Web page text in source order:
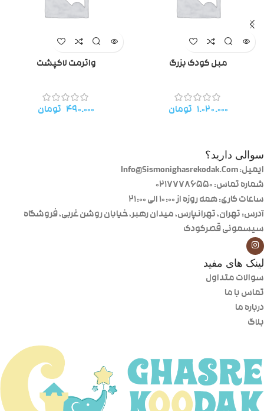
مبل کودک بزرگ
۱.۰۲۰.۰۰۰ تومان
واترمت لاکپشت
۴۹۰.۰۰۰ تومان
سوالی دارید؟
ایمیل: Info@Sismonighasrekodak.Com
شماره تماس: 02177786550
ساعات کاری: همه روزه از ۱۰:۰۰ الی ۲۱:۰۰
آدرس: تهران، تهرانپارس، میدان رهبر، خیابان روشن غربی، فروشگاه
سیسمونی قصرکودک
لینک های مفید
سوالات متداول
تماس با ما
درباره ما
بلاگ